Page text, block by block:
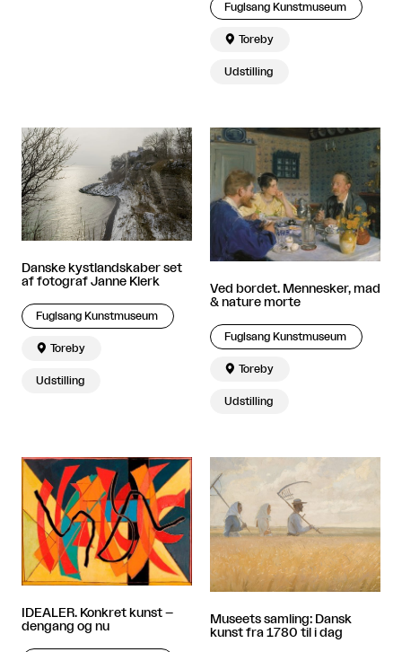
Fuglsang Kunstmuseum
 Toreby
Udstilling
Danske kystlandskaber set
af fotograf Janne Klerk
Fuglsang Kunstmuseum
 Toreby
Udstilling
Ved bordet. Mennesker, mad
& nature morte
Fuglsang Kunstmuseum
 Toreby
Udstilling
IDEALER. Konkret kunst –
dengang og nu
Museets samling: Dansk
kunst fra 1780 til i dag